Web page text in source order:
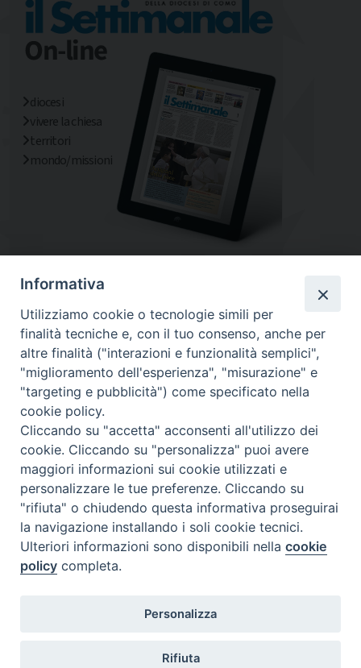
diocesi
vivere la chiesa
territori
mondo/missioni
Diocesi
di Como
Diocesi di Como | piazza Grimoldi, 5
Riproduzione solo con permesso.
Iscriviti alla Newsletter
Informativa
Utilizziamo cookie o tecnologie simili per
finalità tecniche e, con il tuo consenso, anche per
altre finalità ("interazioni e funzionalità semplici",
"miglioramento dell'esperienza", "misurazione" e
"targeting e pubblicità") come specificato nella
cookie policy.
Cliccando su "accetta" acconsenti all'utilizzo dei
cookie. Cliccando su "personalizza" puoi avere
maggiori informazioni sui cookie utilizzati e
personalizzare le tue preferenze. Cliccando su
"rifiuta" o chiudendo questa informativa proseguirai
la navigazione installando i soli cookie tecnici.
Ulteriori informazioni sono disponibili nellacookie
policy completa.
Personalizza
Rifiuta